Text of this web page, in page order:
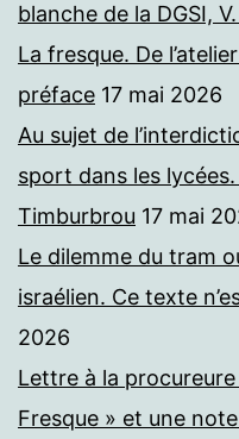
blanche de la DGSI,
La fresque. De
préface 17 mai 2026
Au sujet de
sport dans les lycées.
Timburbrou 17 mai
Le dilemme du tram
israélien. Ce texte
2026
Lettre à la
Fresque » et une